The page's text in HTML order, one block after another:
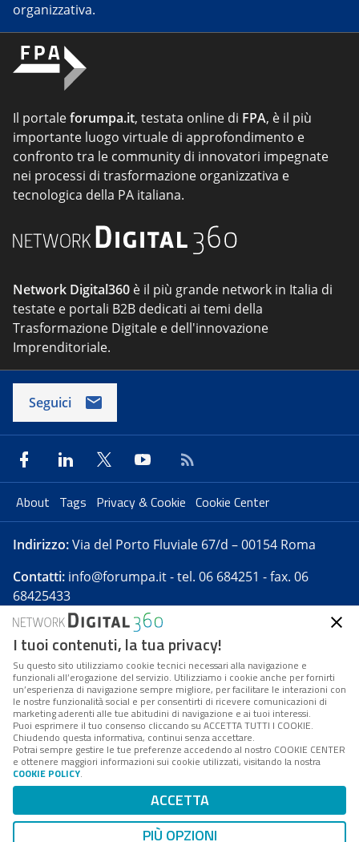
organizzativa.
Il portaleforumpa.it, testata online di FPA, è il più
importante luogo virtuale di approfondimento e
confronto tra le community di innovatori impegnate
nei processi di trasformazione organizzativa e
tecnologica della PA italiana.
Network Digital360 è il più grande network in Italia di
testate e portali B2B dedicati ai temi della
Trasformazione Digitale e dell'innovazione
Imprenditoriale.
Seguici
About Tags Privacy & Cookie Cookie Center
Indirizzo:Via del Porto Fluviale 67/d – 00154 Roma
Contatti: info@forumpa.it- tel. 06 684251 - fax. 06
68425433
Forumpa.itè una pubblicazione telematica iscritta
presso Registro della stampa del Tribunale di Roma -
Reg. n. 182 del 2 maggio 2008 - Direttore resp. Michela
Stentella
FPA s.r.l. è società soggetta a Direzione e
Coordinamento da parte di Digital360 S.p.A. - FPA s.r.l.
è un'azienda certificata per il sistema di management
Codice Fiscale/Partita IVA n. 10693191008 - R.E.A. Roma
n. 1249791. ISP AWS
Mappa del sito
I tuoi contenuti, la tua privacy!
Su questo sito utilizziamo cookie tecnici necessari alla navigazione e
funzionali all’erogazione del servizio. Utilizziamo i cookie anche per fornirti
un’esperienza di navigazione sempre migliore, per facilitare le interazioni con
le nostre funzionalità social e per consentirti di ricevere comunicazioni di
marketing aderenti alle tue abitudini di navigazione e ai tuoi interessi.
Puoi esprimere il tuo consenso cliccando su ACCETTA TUTTI I COOKIE.
Chiudendo questa informativa, continui senza accettare.
Potrai sempre gestire le tue preferenze accedendo al nostro COOKIE CENTER
e ottenere maggiori informazioni sui cookie utilizzati, visitando la nostra
COOKIE POLICY.
ACCETTA
PIÙ OPZIONI